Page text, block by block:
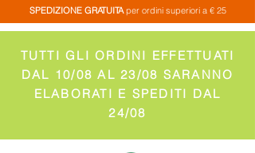
SPEDIZIONE GRATUITAper ordini superiori a € 25
TUTTI GLI ORDINI EFFETTUATI
DAL 10/08 AL 23/08 SARANNO
ELABORATI E SPEDITI DAL
24/08